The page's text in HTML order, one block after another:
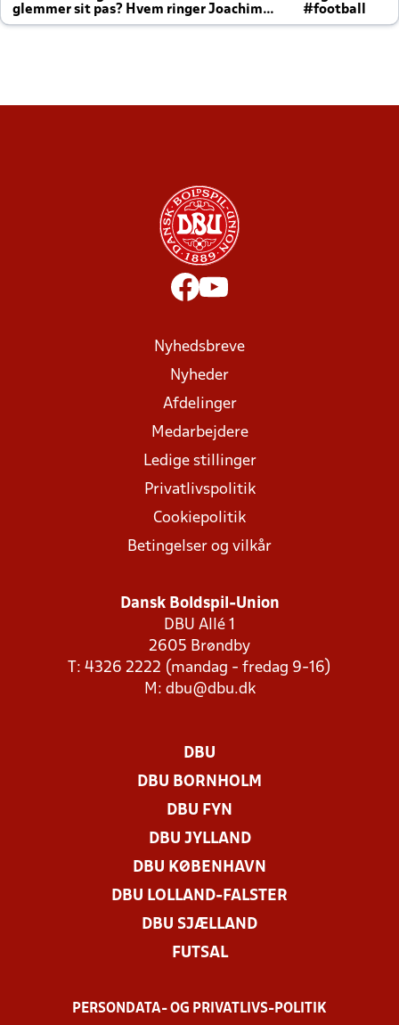
glemmer sit pas? Hvem ringer Joachim
altid til efter kampe?
#football
Nyhedsbreve
Nyheder
Afdelinger
Medarbejdere
Ledige stillinger
Privatlivspolitik
Cookiepolitik
Betingelser og vilkår
Dansk Boldspil-Union
DBU Allé 1
2605 Brøndby
T: 4326 2222 (mandag - fredag 9-16)
M: dbu@dbu.dk
DBU
DBU BORNHOLM
DBU FYN
DBU JYLLAND
DBU KØBENHAVN
DBU LOLLAND-FALSTER
DBU SJÆLLAND
FUTSAL
PERSONDATA- OG PRIVATLIVS-POLITIK